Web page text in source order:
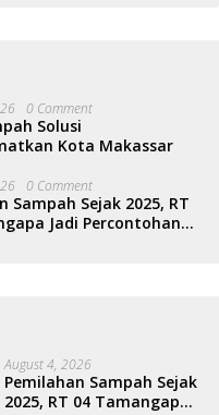
0 Comment
Solusi
Kota Makassar
0 Comment
Sampah Sejak 2025, RT
Jadi Percontohan
August 4, 2026
Pemilahan Sampah Sejak
2025, RT 04 Tamangapa